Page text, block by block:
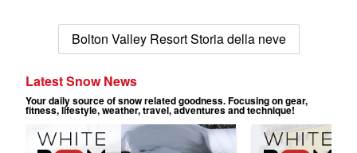
Bolton Valley Resort Storia della neve